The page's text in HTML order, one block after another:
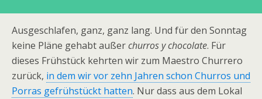
Ausgeschlafen, ganz, ganz lang. Und für den Sonntag
keine Pläne gehabt außerchurros y chocolate. Für
dieses Frühstück kehrten wir zum Maestro Churrero
zurück, in dem wir vor zehn Jahren schon Churros und
Porras gefrühstückt hatten. Nur dass aus dem Lokal